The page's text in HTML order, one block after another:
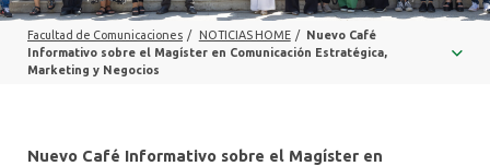
INVESTIGACIÓN
Facultad de Comunicaciones / NOTICIAS HOME / Nuevo Café
Informativo sobre el Magíster en Comunicación Estratégica,
Marketing y Negocios
Nuevo Café Informativo sobre el Magíster en